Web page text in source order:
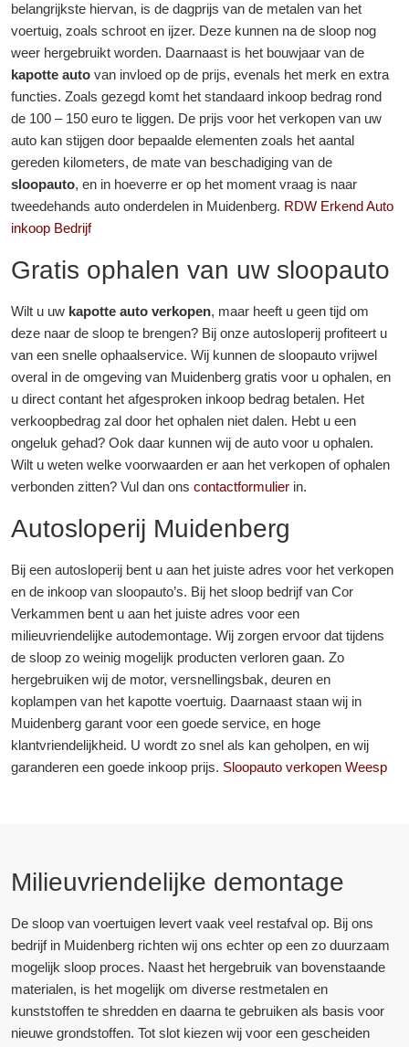
belangrijkste hiervan, is de dagprijs van de metalen van het
voertuig, zoals schroot en ijzer. Deze kunnen na de sloop nog
weer hergebruikt worden. Daarnaast is het bouwjaar van de
kapotte auto van invloed op de prijs, evenals het merk en extra
functies. Zoals gezegd komt het standaard inkoop bedrag rond
de 100 – 150 euro te liggen. De prijs voor het verkopen van uw
auto kan stijgen door bepaalde elementen zoals het aantal
gereden kilometers, de mate van beschadiging van de
sloopauto, en in hoeverre er op het moment vraag is naar
tweedehands auto onderdelen in Muidenberg. RDW Erkend Auto
inkoop Bedrijf
Gratis ophalen van uw sloopauto
Wilt u uw kapotte auto verkopen, maar heeft u geen tijd om
deze naar de sloop te brengen? Bij onze autosloperij profiteert u
van een snelle ophaalservice. Wij kunnen de sloopauto vrijwel
overal in de omgeving van Muidenberg gratis voor u ophalen, en
u direct contant het afgesproken inkoop bedrag betalen. Het
verkoopbedrag zal door het ophalen niet dalen. Hebt u een
ongeluk gehad? Ook daar kunnen wij de auto voor u ophalen.
Wilt u weten welke voorwaarden er aan het verkopen of ophalen
verbonden zitten? Vul dan ons contactformulier in.
Autosloperij Muidenberg
Bij een autosloperij bent u aan het juiste adres voor het verkopen
en de inkoop van sloopauto’s. Bij het sloop bedrijf van Cor
Verkammen bent u aan het juiste adres voor een
milieuvriendelijke autodemontage. Wij zorgen ervoor dat tijdens
de sloop zo weinig mogelijk producten verloren gaan. Zo
hergebruiken wij de motor, versnellingsbak, deuren en
koplampen van het kapotte voertuig. Daarnaast staan wij in
Muidenberg garant voor een goede service, en hoge
klantvriendelijkheid. U wordt zo snel als kan geholpen, en wij
garanderen een goede inkoop prijs. Sloopauto verkopen Weesp
Milieuvriendelijke demontage
De sloop van voertuigen levert vaak veel restafval op. Bij ons
bedrijf in Muidenberg richten wij ons echter op een zo duurzaam
mogelijk sloop proces. Naast het hergebruik van bovenstaande
materialen, is het mogelijk om diverse restmetalen en
kunststoffen te shredden en daarna te gebruiken als basis voor
nieuwe grondstoffen. Tot slot kiezen wij voor een gescheiden